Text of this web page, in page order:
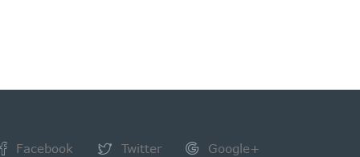
Facebook Twitter
Google+